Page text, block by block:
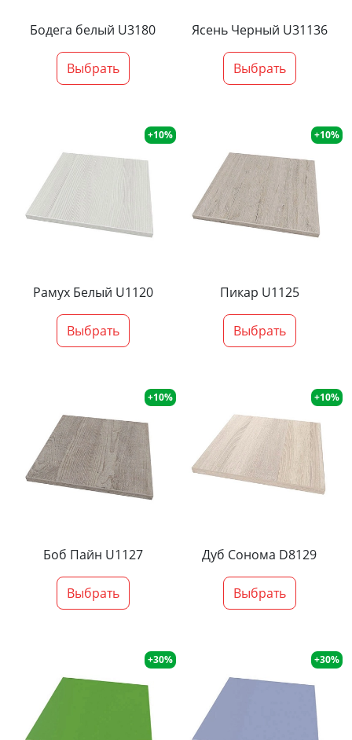
Бодега белый U3180
Выбрать
Ясень Черный U31136
Выбрать
+10%
Рамух Белый U1120
Выбрать
+10%
Пикар U1125
Выбрать
+10%
Боб Пайн U1127
Выбрать
+10%
Дуб Сонома D8129
Выбрать
+30% +30%